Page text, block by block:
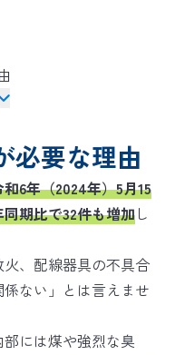
です
必要な理由
和6年（2024年）5月15
期比で32件も増加し
、配線器具の不具合
ない」とは言えませ
には煤や強烈な臭